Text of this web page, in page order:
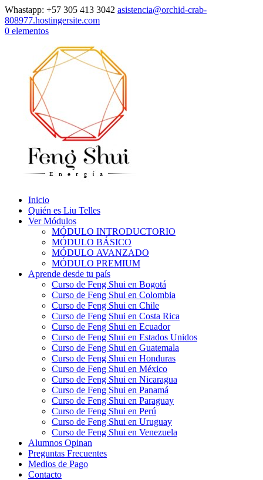
Whastapp: +57 305 413 3042 asistencia@orchid-crab-
808977.hostingersite.com
0 elementos
Inicio
Quién es Liu Telles
Ver Módulos
MÓDULO INTRODUCTORIO
MÓDULO BÁSICO
MÓDULO AVANZADO
MÓDULO PREMIUM
Aprende desde tu país
Curso de Feng Shui en Bogotá
Curso de Feng Shui en Colombia
Curso de Feng Shui en Chile
Curso de Feng Shui en Costa Rica
Curso de Feng Shui en Ecuador
Curso de Feng Shui en Estados Unidos
Curso de Feng Shui en Guatemala
Curso de Feng Shui en Honduras
Curso de Feng Shui en México
Curso de Feng Shui en Nicaragua
Curso de Feng Shui en Panamá
Curso de Feng Shui en Paraguay
Curso de Feng Shui en Perú
Curso de Feng Shui en Uruguay
Curso de Feng Shui en Venezuela
Alumnos Opinan
Preguntas Frecuentes
Medios de Pago
Contacto